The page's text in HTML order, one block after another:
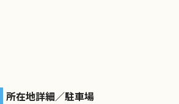
所在地詳細／駐車場